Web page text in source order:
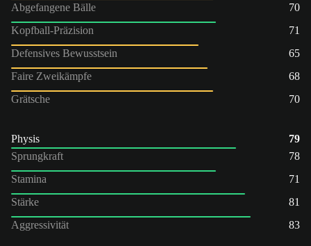
Abgefangene Bälle
70
Kopfball-Präzision
71
Defensives Bewusstsein
65
Faire Zweikämpfe
68
Grätsche
70
Physis
79
Sprungkraft
78
Stamina
71
Stärke
81
Aggressivität
83